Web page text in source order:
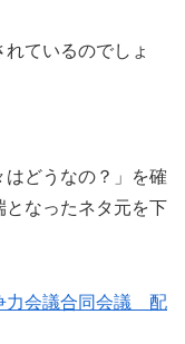
ているのでしょ
はどうなの？」を確
となったネタ元を下
力会議合同会議 配